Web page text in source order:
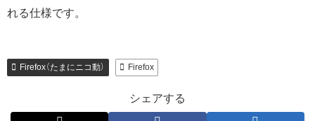
れる仕様です。
Firefox（たまにニコ動） Firefox
シェアする